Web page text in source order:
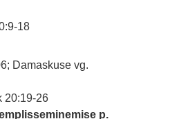
18
Damaskuse vg.
20:19-26
p.